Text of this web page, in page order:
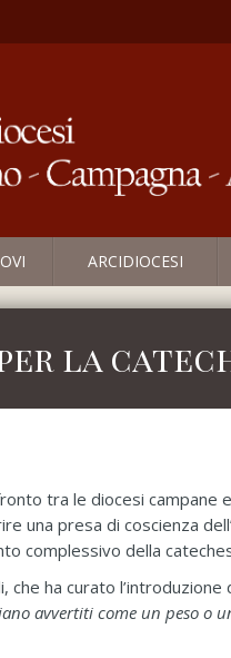
ARCIDIOCESI
per la
tra le diocesi campane
una presa di coscienza
complessivo della
che ha curato
avvertiti come un peso o